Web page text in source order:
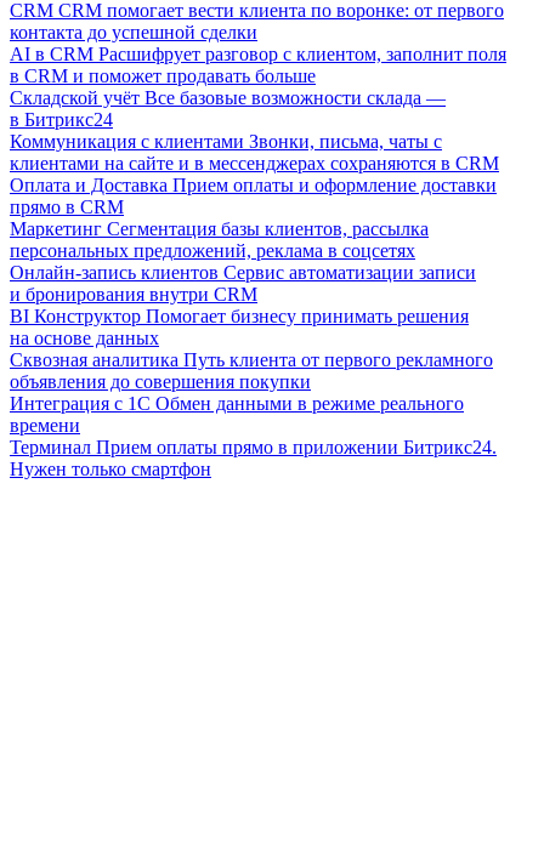
CRM CRM помогает вести клиента по воронке: от первого
контакта до успешной сделки
AI в CRM Расшифрует разговор с клиентом, заполнит поля
в CRM и поможет продавать больше
Складской учёт Все базовые возможности склада —
в Битрикс24
Коммуникация с клиентами Звонки, письма, чаты с
клиентами на сайте и в мессенджерах сохраняются в CRM
Оплата и Доставка Прием оплаты и оформление доставки
прямо в CRM
Маркетинг Сегментация базы клиентов, рассылка
персональных предложений, реклама в соцсетях
Онлайн-запись клиентов Сервис автоматизации записи
и бронирования внутри CRM
BI Конструктор Помогает бизнесу принимать решения
на основе данных
Сквозная аналитика Путь клиента от первого рекламного
объявления до совершения покупки
Интеграция с 1С Обмен данными в режиме реального
времени
Терминал Прием оплаты прямо в приложении Битрикс24.
Нужен только смартфон